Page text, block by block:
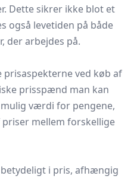
Dette sikrer ikke blot et
også levetiden på både
der arbejdes på.
ved køb af
prisspænd man kan
værdi for pengene,
mellem forskellige
i pris, afhængig